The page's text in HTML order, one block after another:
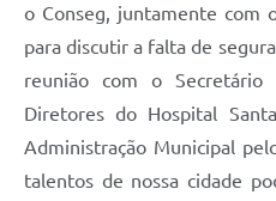
o Conseg, juntamente com
para discutir a falta de
reunião com o
Diretores do Hospital
Administração Municipal
talentos de nossa cidade